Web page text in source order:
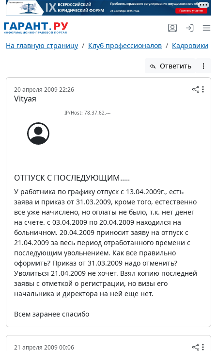
На главную страницу Клуб профессионалов Кадровики
Ответить
20 апреля 2009 22:26
Vityaя
IP/Host: 78.37.62.---
ОТПУСК С ПОСЛЕДУЮЩИМ.....
У работника по графику отпуск с 13.04.2009г., есть
заява и приказ от 31.03.2009, кроме того, естественно
все уже начислено, но оплаты не было, т.к. нет денег
на счете. с 03.04.2009 по 20.04.2009 находился на
больничном. 20.04.2009 приносит заяву на отпуск с
21.04.2009 за весь период отработанного времени с
последующим увольнением. Как все правильно
оформить? Приказ от 31.03.2009 надо отменить?
Уволиться 21.04.2009 не хочет. Взял копию последней
заявы с отметкой о регистрации, но визы его
начальника и директора на ней еще нет.
Всем заранее спасибо
21 апреля 2009 00:06